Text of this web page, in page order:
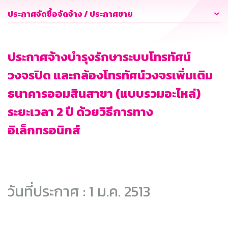
ประกาศจัดซื้อจัดจ้าง / ประกาศขาย
ประกาศจ้างบำรุงรักษาระบบโทรทัศน์
วงจรปิด และกล้องโทรทัศน์วงจรเพิ่มเติม
ธนาคารออมสินสาขา (แบบรวมอะไหล่)
ระยะเวลา 2 ปี ด้วยวิธีการทาง
อิเล็กทรอนิกส์
วันที่ประกาศ : 1 ม.ค. 2513